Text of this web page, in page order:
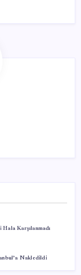
Karşılanmadı
Nakledildi